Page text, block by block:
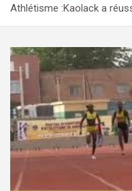
Athlétisme :Kaolack a